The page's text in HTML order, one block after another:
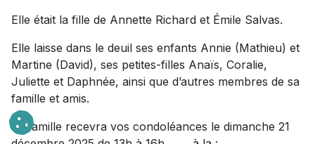
Elle était la fille de Annette Richard et Émile Salvas.
Elle laisse dans le deuil ses enfants Annie (Mathieu) et
Martine (David), ses petites-filles Anaïs, Coralie,
Juliette et Daphnée, ainsi que d’autres membres de sa
famille et amis.
La famille recevra vos condoléances le dimanche 21